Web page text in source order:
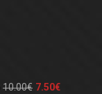
10.00€ 7.50€